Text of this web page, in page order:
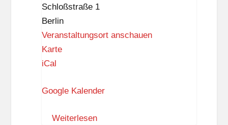
h
l
e
n
r
Schloßstraße 1
Berlin
Veranstaltungsort anschauen
KarteF
u
S
iCal
Google Kalender
Weiterlesen